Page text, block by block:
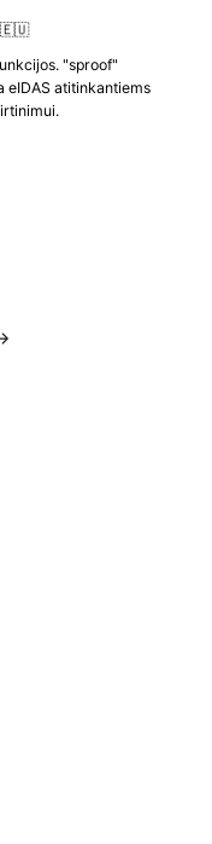
🇪🇺
"sproof"
eIDAS atitinkantiems